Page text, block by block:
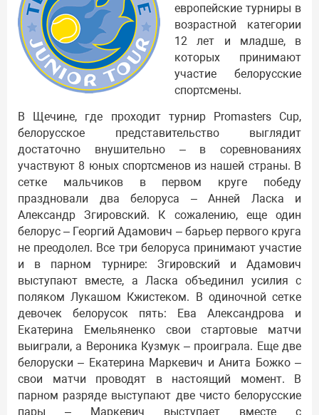
европейские турниры в
возрастной категории
12 лет и младше, в
которых принимают
участие белорусские
спортсмены.
В Щечине, где проходит турнир Promasters Cup,
белорусское представительство выглядит
достаточно внушительно – в соревнованиях
участвуют 8 юных спортсменов из нашей страны. В
сетке мальчиков в первом круге победу
праздновали два белоруса – Анней Ласка и
Александр Згировский. К сожалению, еще один
белорус – Георгий Адамович – барьер первого круга
не преодолел. Все три белоруса принимают участие
и в парном турнире: Згировский и Адамович
выступают вместе, а Ласка объединил усилия с
поляком Лукашом Кжистеком. В одиночной сетке
девочек белорусок пять: Ева Александрова и
Екатерина Емельяненко свои стартовые матчи
выиграли, а Вероника Кузмук – проиграла. Еще две
белоруски – Екатерина Маркевич и Анита Божко –
свои матчи проводят в настоящий момент. В
парном разряде выступают две чисто белорусские
пары – Маркевич выступает вместе с